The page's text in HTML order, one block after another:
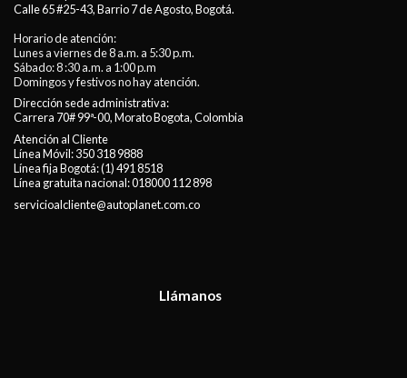
Calle 65 #25-43, Barrio 7 de Agosto, Bogotá.
Horario de atención:
Lunes a viernes de 8 a.m. a 5:30 p.m.
Sábado: 8 :30 a.m. a 1:00 p.m
Domingos y festivos no hay atención.
Dirección sede administrativa:
Carrera 70# 99ª-00, Morato Bogota, Colombia
Atención al Cliente
Línea Móvil:350 318 9888
Línea fija Bogotá:(1) 491 8518
Línea gratuita nacional:018000 112 898
servicioalcliente@autoplanet.com.co
Llámanos